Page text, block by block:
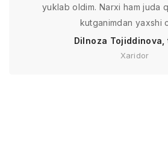
yuklab oldim. Narxi ham juda
kutganimdan yaxshi
Dilnoza Tojiddinova,
Xaridor